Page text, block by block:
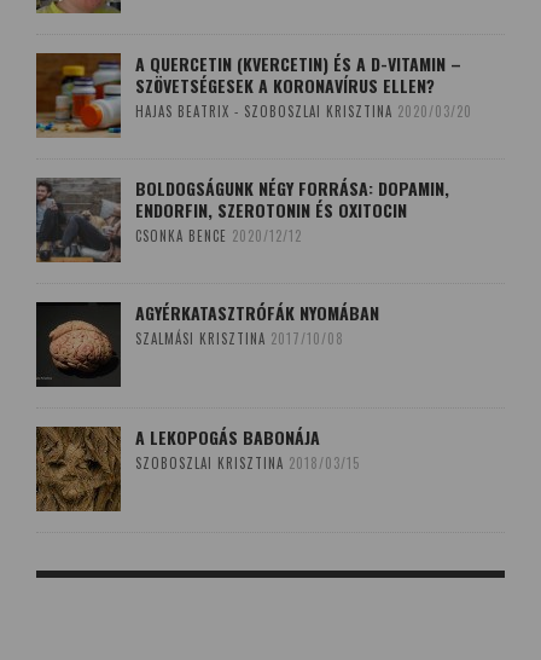
A QUERCETIN (KVERCETIN) ÉS A D-VITAMIN –
SZÖVETSÉGESEK A KORONAVÍRUS ELLEN?
HAJAS BEATRIX - SZOBOSZLAI KRISZTINA 2020/03/20
BOLDOGSÁGUNK NÉGY FORRÁSA: DOPAMIN,
ENDORFIN, SZEROTONIN ÉS OXITOCIN
CSONKA BENCE 2020/12/12
AGYÉRKATASZTRÓFÁK NYOMÁBAN
SZALMÁSI KRISZTINA 2017/10/08
A LEKOPOGÁS BABONÁJA
SZOBOSZLAI KRISZTINA 2018/03/15